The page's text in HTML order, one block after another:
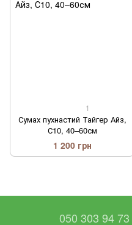
1
Сумах пухнастий Тайгер Айз,
С10, 40–60см
1 200 грн
050 303 94 73